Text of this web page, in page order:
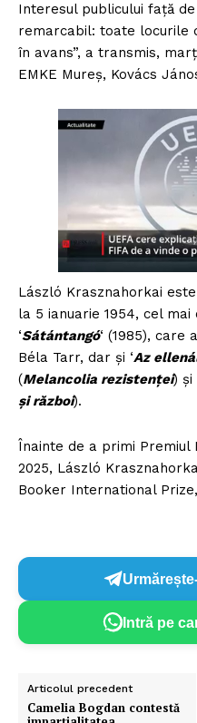
Interesul publicului faţă
remarcabil: toate locurile
în avans”, a transmis,
EMKE Mureş, Kovács
László Krasznahorkai
la 5 ianuarie 1954, cel
‘Sátántangó‘ (1985), care
Béla Tarr, dar şi ‘Az
(Melancolia rezistenţei) şi
şi război).
Înainte de a primi
2025, László
Booker International
Intră pe
Articolul precedent
Camelia Bogdan contestă